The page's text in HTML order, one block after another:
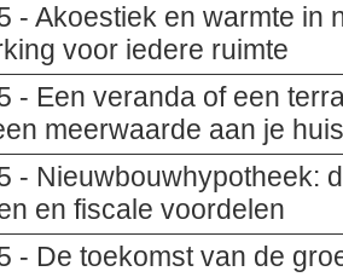
- Akoestiek en warmte in
voor iedere ruimte
- Een veranda of een
meerwaarde aan je huis
- Nieuwbouwhypotheek:
en fiscale voordelen
- De toekomst van de